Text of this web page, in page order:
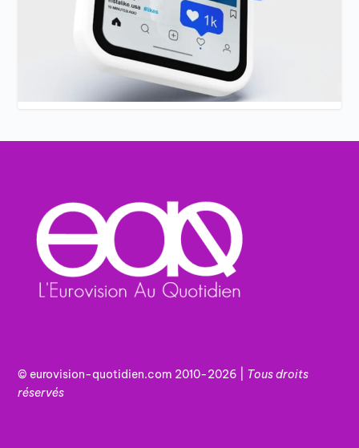
© eurovision-quotidien.com 2010-2026 | Tousdroits
réservés